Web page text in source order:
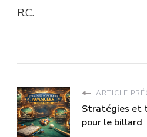
R.C.
ARTICLE
Stratégies et
pour le billard